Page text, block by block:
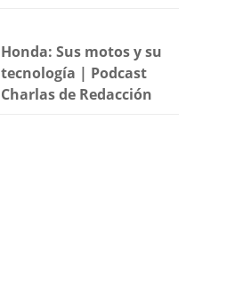
Honda: Sus motos y su
tecnología | Podcast
Charlas de Redacción